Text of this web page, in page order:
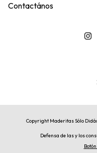
Contactános
Copyright Maderitas Sólo
Defensa de las y los